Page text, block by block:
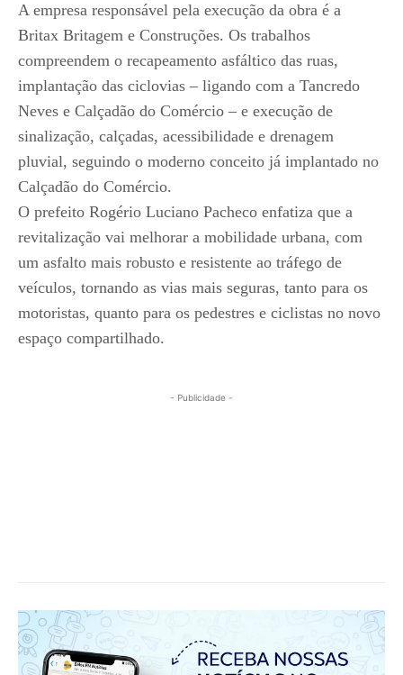
A empresa responsável pela execução da obra é a
Britax Britagem e Construções. Os trabalhos
compreendem o recapeamento asfáltico das ruas,
implantação das ciclovias – ligando com a Tancredo
Neves e Calçadão do Comércio – e execução de
sinalização, calçadas, acessibilidade e drenagem
pluvial, seguindo o moderno conceito já implantado no
Calçadão do Comércio.
O prefeito Rogério Luciano Pacheco enfatiza que a
revitalização vai melhorar a mobilidade urbana, com
um asfalto mais robusto e resistente ao tráfego de
veículos, tornando as vias mais seguras, tanto para os
motoristas, quanto para os pedestres e ciclistas no novo
espaço compartilhado.
- Publicidade -